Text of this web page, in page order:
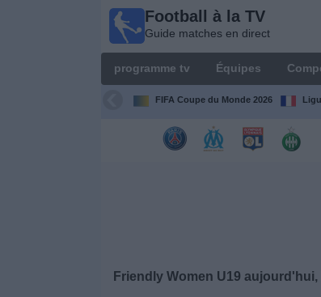
Football à la TV
Guide matches en direct
programme tv Équipes
FIFA Coupe du Monde 2026
Friendly Women U19